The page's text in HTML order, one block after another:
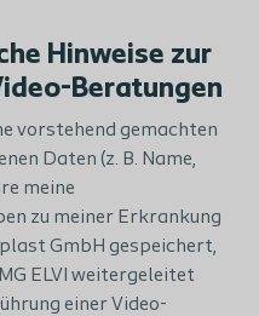
Hinweise zur
Beratungen
vorstehend gemachten
Daten (z. B. Name,
meine
zu meiner Erkrankung
GmbH gespeichert,
ELVI weitergeleitet
einer Video-